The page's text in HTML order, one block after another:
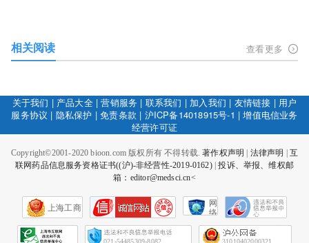
相关阅读 查看更多
关于我们 | 产品大全|营销服务 | 联系我们 | 加入我们 | 友情链接 | 用户
服务协议 | 隐私保护 |免责条款 | 沪ICP备14018915号-1 |增值电信业务
经营许可证
Copyright©2001-2020 bioon.com 版权所有 不得转载.著作权声明 法律声明
互
联网药品信息服务资格证书((沪)-非经营性-2019-0162)|投诉、举报、维权邮
箱：editor@medsci.cn<
上海工商
网
络
会